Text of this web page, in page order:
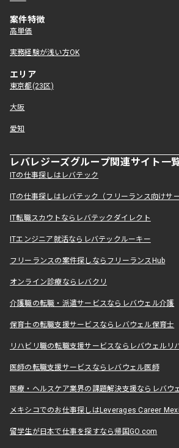
案件特徴
高単価
実務経験が浅い方OK
エリア
東京都(23区)
大阪
愛知
レバレジーズグループ関連サイト一
ITの仕事探しはレバテック
ITの仕事探しはレバテック（フリーランス向けサ
IT転職スカウトならレバテックダイレクト
ITエンジニア就活ならレバテックルーキー
フリーランスの案件探しならフリーランスHub
オンライン診療ならレバクリ
介護職の転職・派遣サービスならレバウェル介護
保育士の転職支援サービスならレバウェル保育士
リハビリ職の転職支援サービスならレバウェルリ
医師の転職支援サービスならレバウェル医師
医療・ヘルスケア業界の課題解決支援ならレバウ
メキシコでのお仕事探しはLeverages Career
留学生が日本で仕事を探すなら帰国GO.com